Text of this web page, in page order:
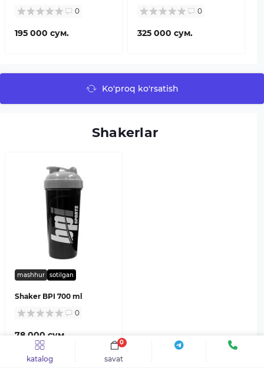
katalog savat
0
0
195 000 сум.
0
325 000 сум.
Ko'proq ko'rsatish
Shakerlar
mashhur sotilgan
Shaker BPI 700 ml
0
78 000 сум.